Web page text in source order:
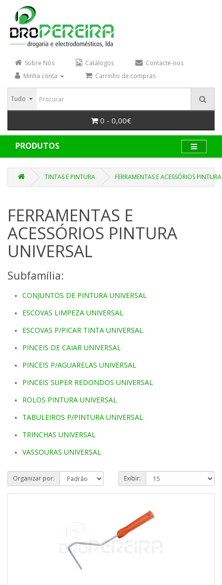
Sobre Nós Catálogos
Contacte-nos
Minha conta
Carrinho de compras
Tudo
0 - 0,00€
PRODUTOS
TINTAS E PINTURA FERRAMENTAS E ACESSÓRIOS
FERRAMENTAS E
ACESSÓRIOS PINTURA
UNIVERSAL
Subfamília:
CONJUNTOS DE PINTURA UNIVERSAL
ESCOVAS LIMPEZA UNIVERSAL
ESCOVAS P/PICAR TINTA UNIVERSAL
PINCEIS DE CAIAR UNIVERSAL
PINCEIS P/AGUARELAS UNIVERSAL
PINCEIS SUPER REDONDOS UNIVERSAL
ROLOS PINTURA UNIVERSAL
TABULEIROS P/PINTURA UNIVERSAL
TRINCHAS UNIVERSAL
VASSOURAS UNIVERSAL
Organizar por: Exibir: